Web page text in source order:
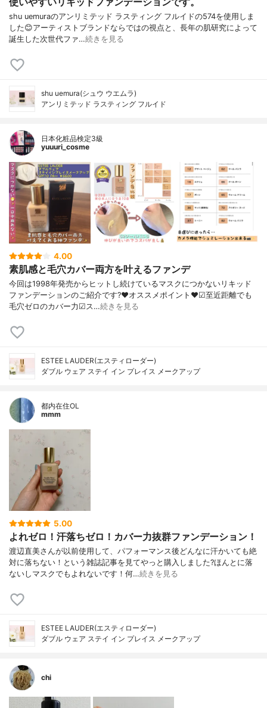
shu uemuraのアンリミテッド ラスティング フルイドの574を使用しま
した😊アーティストブランドならではの視点と、長年の肌研究によって
誕生した次世代ファ…続きを見る
shu uemura(シュウ ウエムラ)
アンリミテッド ラスティング フルイド
日本化粧品検定3級
yuuuri_cosme
4.00
素肌感と毛穴カバー両方を叶えるファンデ
今回は1998年発売からヒットし続けているマスクにつかないリキッド
ファンデーションのご紹介です?❤︎オススメポイント❤︎☑︎至近距離でも
毛穴ゼロのカバー力☑︎ス…続きを見る
ESTEE LAUDER(エスティローダー)
ダブル ウェア ステイ イン プレイス メークアップ
都内在住OL
mmm
5.00
よれゼロ！汗落ちゼロ！カバー力抜群ファンデーション！
渡辺直美さんが以前使用して、パフォーマンス後どんなに汗かいても絶
対に落ちない！という雑誌記事を見てやっと購入しました?ほんとに落
ないしマスクでもよれないです！何…続きを見る
ESTEE LAUDER(エスティローダー)
ダブル ウェア ステイ イン プレイス メークアップ
chi